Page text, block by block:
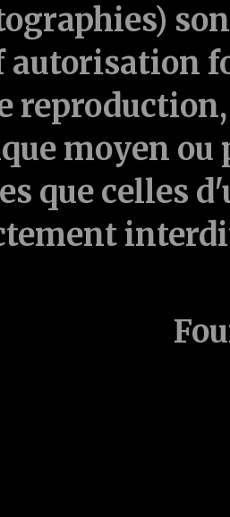
autorisation
moyen ou
que celles